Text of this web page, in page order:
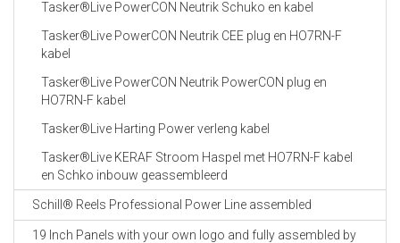
Tasker®Live PowerCON Neutrik Schuko en kabel
Tasker®Live PowerCON Neutrik CEE plug en HO7RN-F
kabel
Tasker®Live PowerCON Neutrik PowerCON plug en
HO7RN-F kabel
Tasker®Live Harting Power verleng kabel
Tasker®Live KERAF Stroom Haspel met HO7RN-F kabel
en Schko inbouw geassembleerd
Schill® Reels Professional Power Line assembled
19 Inch Panels with your own logo and fully assembled by